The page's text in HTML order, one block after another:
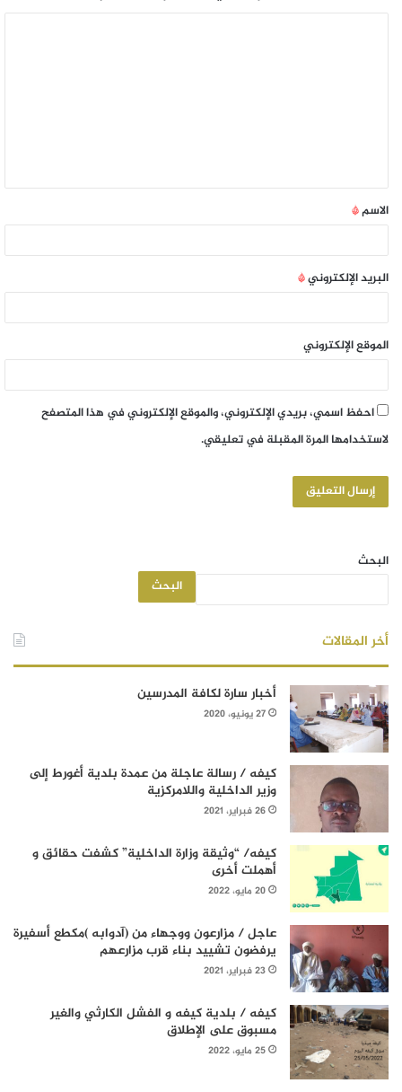
الاسم*
البريد الإلكتروني*
الموقع الإلكتروني
احفظ اسمي، بريدي الإلكتروني، والموقع الإلكتروني في هذا المتصفح
لاستخدامها المرة المقبلة في تعليقي.
البحث
البحث
أخر المقالات
أخبار سارة لكافة المدرسين
27 يونيو، 2020
كيفه / رسالة عاجلة من عمدة بلدية أغورط إلى
وزير الداخلية واللامركزية
26 فبراير، 2021
كيفه/ “وثيقة وزارة الداخلية” كشفت حقائق و
أهملت أخرى
20 مايو، 2022
عاجل / مزارعون ووجهاء من (آدوابه )مكطع أسفيرة
يرفضون تشييد بناء قرب مزارعهم
23 فبراير، 2021
كيفه / بلدية كيفه و الفشل الكارثي والغير
مسبوق على الإطلاق
25 مايو، 2022